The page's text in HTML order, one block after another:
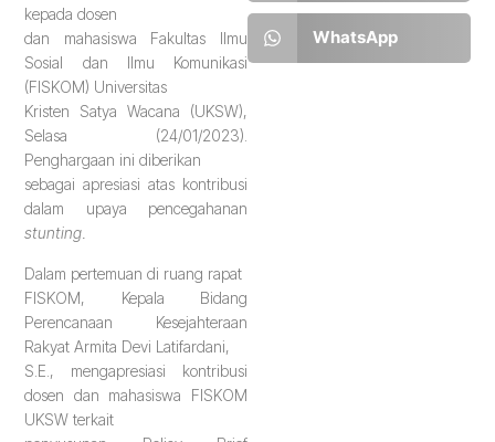
kepada dosen
dan mahasiswa Fakultas Ilmu
Sosial dan Ilmu Komunikasi
(FISKOM) Universitas
Kristen Satya Wacana (UKSW),
Selasa (24/01/2023).
Penghargaan ini diberikan
sebagai apresiasi atas kontribusi
dalam upaya pencegahanan
stunting
Dalam pertemuan di ruang rapat
FISKOM, Kepala Bidang
Perencanaan Kesejahteraan
Rakyat Armita Devi Latifardani,
S.E., mengapresiasi kontribusi
dosen dan mahasiswa FISKOM
UKSW terkait
WhatsApp